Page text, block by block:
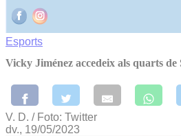
Esports
Vicky Jiménez accedeix als quarts de
V. D. / Foto: Twitter
dv., 19/05/2023